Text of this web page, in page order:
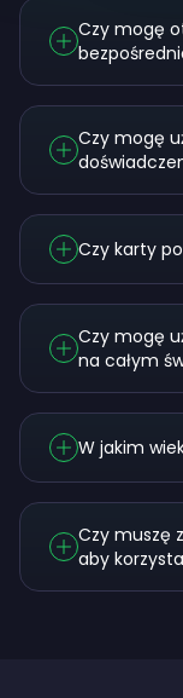
Czy mogę
Czy mogę
Czy karty
Czy mogę
na całym
W jakim
Czy muszę
aby